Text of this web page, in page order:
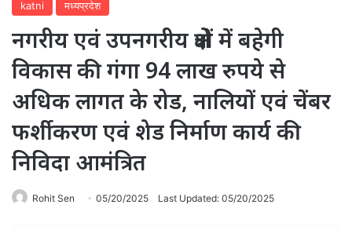
katni मध्यप्रदेश
नगरीय एवं उपनगरीय क्षेत्रों में बहेगी
विकास की गंगा 94 लाख रुपये से
अधिक लागत के रोड, नालियों एवं चेंबर
फर्शीकरण एवं शेड निर्माण कार्य की
निविदा आमंत्रित
Rohit Sen 05/20/2025 Last Updated: 05/20/2025